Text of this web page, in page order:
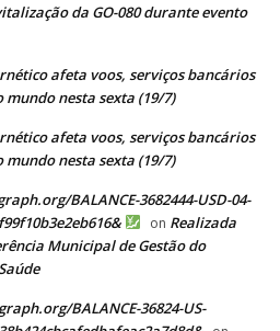
da GO-080 durante evento
afeta voos, serviços bancários
mundo nesta sexta (19/7)
afeta voos, serviços bancários
mundo nesta sexta (19/7)
BALANCE-3682444-USD-04-
on Realizada
Municipal de Gestão do
BALANCE-36824-US-